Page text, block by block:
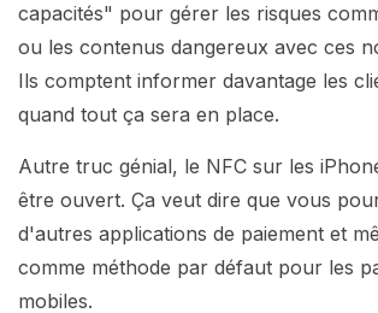
capacités" pour gérer les risques
ou les contenus dangereux avec ces
Ils comptent informer davantage les
quand tout ça sera en place.
Autre truc génial, le NFC sur les
être ouvert. Ça veut dire que vous
d'autres applications de paiement et
comme méthode par défaut pour les
mobiles.